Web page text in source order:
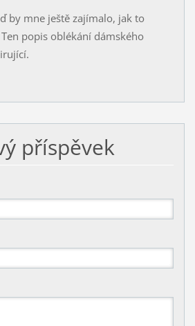
by mne ještě zajímalo, jak to
popis oblékání dámského
příspěvek